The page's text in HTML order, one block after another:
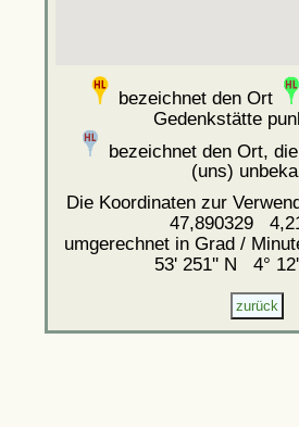
bezeichnet den Ort
Gedenkstätte
bezeichnet den Ort,
(uns)
Die Koordinaten zur
47,890329
umgerechnet in Grad /
53' 251'' N 4°